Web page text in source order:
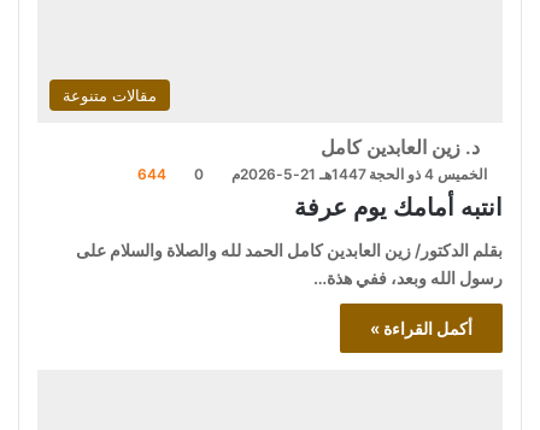
مقالات متنوعة
د. زين العابدين كامل
الخميس 4 ذو الحجة 1447هـ 21-5-2026م 0
644
انتبه أمامك يوم عرفة
بقلم الدكتور/ زين العابدين كامل الحمد لله والصلاة والسلام على
رسول الله وبعد، ففي هذة…
أكمل القراءة »